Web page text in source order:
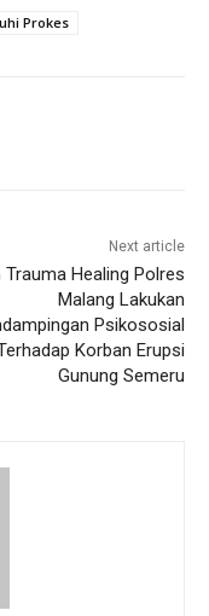
Prokes
Next article
Trauma Healing Polres
Malang Lakukan
Psikososial
Korban Erupsi
Gunung Semeru